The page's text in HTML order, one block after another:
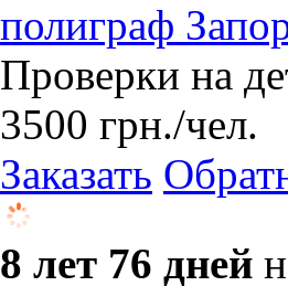
полиграф
Проверки на
3500 грн./чел.
Заказать
8 лет 76 дней